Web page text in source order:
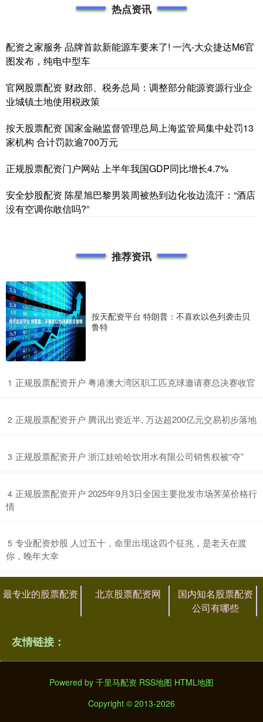
热点资讯
配资之家服务 品牌首款新能源车要来了! 一汽-大众捷达M6官
图发布，纯电中型车
官网股票配资 财政部、税务总局：调整部分能源资源行业企
业城镇土地使用税政策
按天股票配资 国家金融监督管理总局上海监管局集中处罚13
家机构 合计罚款逾700万元
正规股票配资门户网站 上半年我国GDP同比增长4.7%
安全炒股配资 陈星旭巴黎男装周被热到边化妆边流汗：“酒店
没有空调你敢信吗?”
推荐资讯
按天配资平台 特朗普：不喜欢以色列袭击贝
鲁特
1 ​正规股票配资开户 粤港澳大湾区职工匹克球邀请赛总决赛收官
2 ​正规股票配资开户 腾讯出资近半, 万达超200亿元交易初步落地
3 ​正规股票配资开户 浙江娃哈哈饮用水有限公司销售权被“夺”
4 ​正规股票配资开户 2025年9月3日全国主要批发市场荠菜价格行
情
5 ​专业配资炒股 人过五十，命里出现这四个征兆，是老天在渡
你，晚年大幸
最专业的股票配资 北京股票配资网
国内知名股票配资
公司有哪些
友情链接：
Powered by 千里马配资 RSS地图 HTML地图
Copyright © 2013-2026